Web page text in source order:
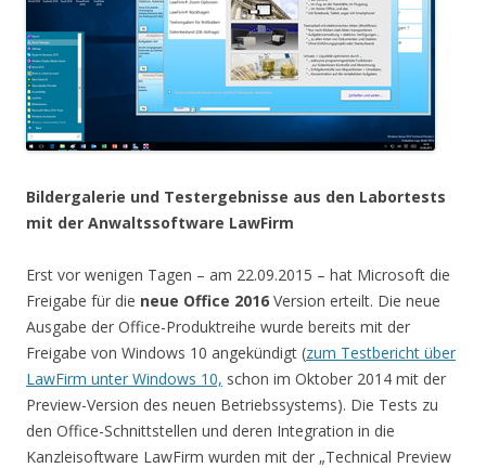
Bildergalerie und Testergebnisse aus den Labortests
mit der Anwaltssoftware LawFirm
Erst vor wenigen Tagen – am 22.09.2015 – hat Microsoft die
Freigabe für die neue Office 2016 Version erteilt. Die neue
Ausgabe der Office-Produktreihe wurde bereits mit der
Freigabe von Windows 10 angekündigt (zum Testbericht über
LawFirm unter Windows 10, schon im Oktober 2014 mit der
Preview-Version des neuen Betriebssystems). Die Tests zu
den Office-Schnittstellen und deren Integration in die
Kanzleisoftware LawFirm wurden mit der „Technical Preview